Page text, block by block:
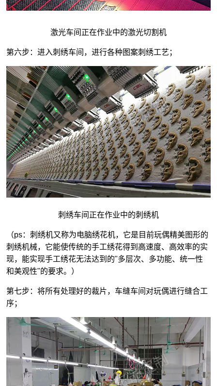
激光车间正在作业中的激光切割机
第六步：进入刺绣车间，进行各种图案刺绣工艺；
刺绣车间正在作业中的刺绣机
（ps：刺绣机又称为电脑绣花机，它是目前玩偶精美图形的
刺绣机械，它能使传统的手工绣花得到高速度、高效率的实
现，能实现手工绣花无法达到的"多层次、多功能、统一性
和美观性"的要求。）
第七步：将所有处理好的裁片，车缝车间对玩偶进行缝合工
序；